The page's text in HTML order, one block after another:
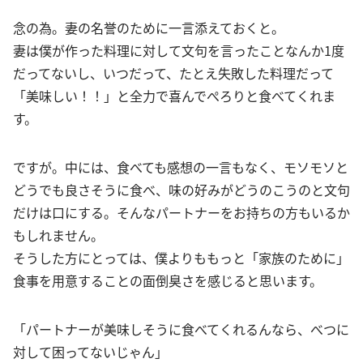
念の為。妻の名誉のために一言添えておくと。
妻は僕が作った料理に対して文句を言ったことなんか1度
だってないし、いつだって、たとえ失敗した料理だって
「美味しい！！」と全力で喜んでぺろりと食べてくれま
す。
ですが。中には、食べても感想の一言もなく、モソモソと
どうでも良さそうに食べ、味の好みがどうのこうのと文句
だけは口にする。そんなパートナーをお持ちの方もいるか
もしれません。
そうした方にとっては、僕よりももっと「家族のために」
食事を用意することの面倒臭さを感じると思います。
「パートナーが美味しそうに食べてくれるんなら、べつに
対して困ってないじゃん」